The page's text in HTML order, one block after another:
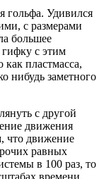
гольфа. Удивился
с размерами
большее
гифку с этим
пластмасса,
нибудь заметного
с другой
движения
что движение
равных
в 100 раз, то